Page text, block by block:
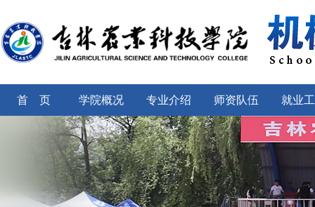
首 页 学院概况 专业介绍 师资队伍 就业